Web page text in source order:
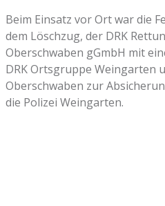
Beim Einsatz vor Ort war die
dem Löschzug, der DRK
Oberschwaben gGmbH mit
DRK Ortsgruppe Weingarten
Oberschwaben zur
die Polizei Weingarten.